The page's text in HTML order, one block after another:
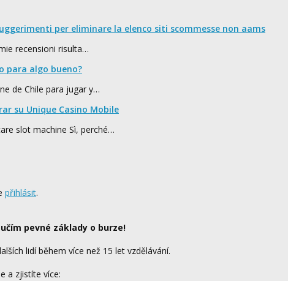
per eliminare la elenco siti scommesse non aams
recensioni risulta…
para algo bueno?
de Chile para jugar y…
su Unique Casino Mobile
slot machine Sì, perché…
přihlásit.
pevné základy o burze!
lidí během více než 15 let vzdělávání.
a zjistíte více: